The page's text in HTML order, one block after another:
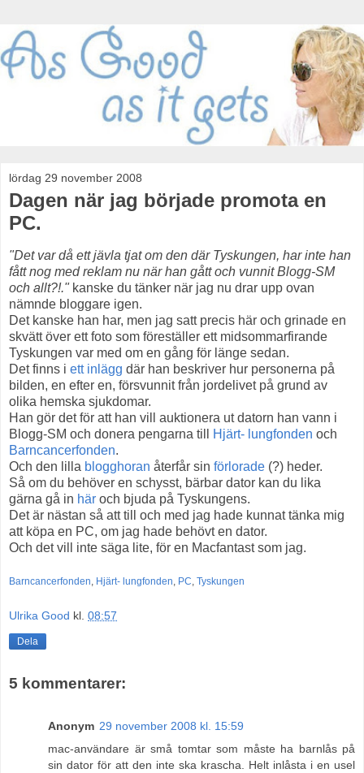
lördag 29 november 2008
Dagen när jag började promota en
PC.
"Det var då ett jävla tjat om den där Tyskungen, har inte han
fått nog med reklam nu när han gått och vunnit Blogg-SM
och allt?!."kanske du tänker när jag nu drar upp ovan
nämnde bloggare igen.
Det kanske han har, men jag satt precis här och grinade en
skvätt över ett foto som föreställer ett midsommarfirande
Tyskungen var med om en gång för länge sedan.
Det finns i ett inlägg där han beskriver hur personerna på
bilden, en efter en, försvunnit från jordelivet på grund av
olika hemska sjukdomar.
Han gör det för att han vill auktionera ut datorn han vann i
Blogg-SM och donera pengarna till
Hjärt- lungfonden och
Barncancerfonden.
Och den lilla blogghoran återfår sin förlorade (?) heder.
Så om du behöver en schysst, bärbar dator kan du lika
gärna gå in här och bjuda på Tyskungens.
Det är nästan så att till och med jag hade kunnat tänka mig
att köpa en PC, om jag hade behövt en dator.
Och det vill inte säga lite, för en Macfantast som jag.
Barncancerfonden, Hjärt- lungfonden, PC, Tyskungen
Ulrika Good kl. 08:57
Dela
5 kommentarer:
Anonym 29 november 2008 kl. 15:59
mac-användare är små tomtar som måste ha barnlås på
sin dator för att den inte ska krascha. Helt inlåsta i en usel